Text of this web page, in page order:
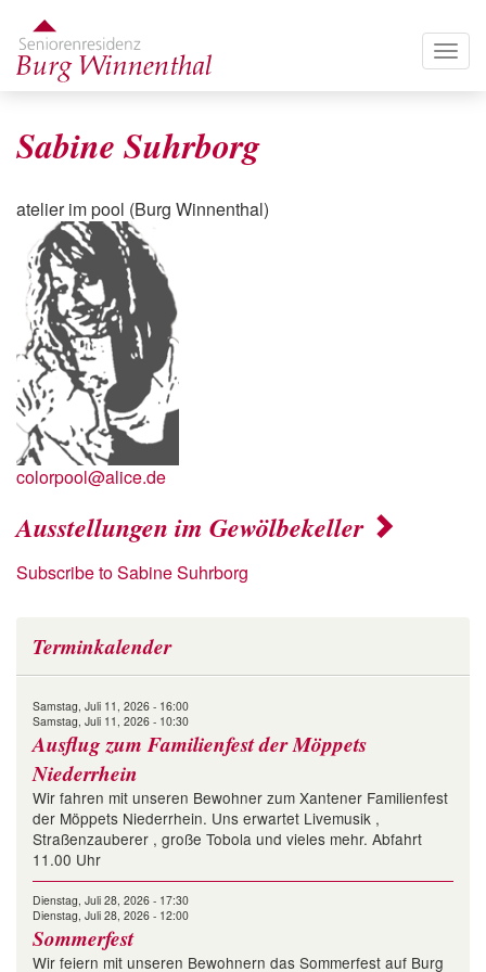
zum
Inhalt
Sabine Suhrborg
atelier im pool (Burg Winnenthal)
colorpool@alice.de
Ausstellungen im Gewölbekeller
Subscribe to Sabine Suhrborg
Terminkalender
Samstag, Juli 11, 2026 - 16:00
Samstag, Juli 11, 2026 - 10:30
Ausflug zum Familienfest der Möppets
Niederrhein
Wir fahren mit unseren Bewohner zum Xantener Familienfest
der Möppets Niederrhein. Uns erwartet Livemusik ,
Straßenzauberer , große Tobola und vieles mehr. Abfahrt
11.00 Uhr
Dienstag, Juli 28, 2026 - 17:30
Dienstag, Juli 28, 2026 - 12:00
Sommerfest
Wir feiern mit unseren Bewohnern das Sommerfest auf Burg